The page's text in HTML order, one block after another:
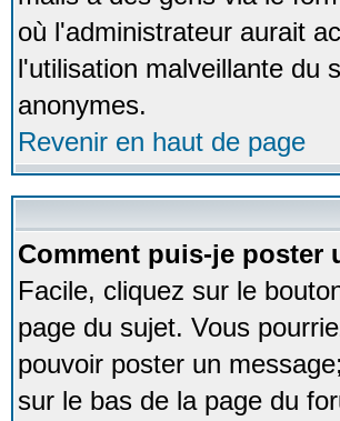
où l'administrateur aurait
l'utilisation malveillante du
anonymes.
Revenir en haut de page
Comment puis-je poster
Facile, cliquez sur le
page du sujet. Vous
pouvoir poster un
sur le bas de la page du